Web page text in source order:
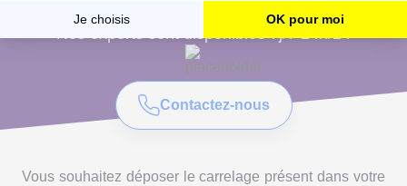
Contactez-nous par téléphone !
Nos experts sont disponibles 7j/7 24h/24
Contactez-nous
Vous souhaitez déposer le carrelage présent dans votre